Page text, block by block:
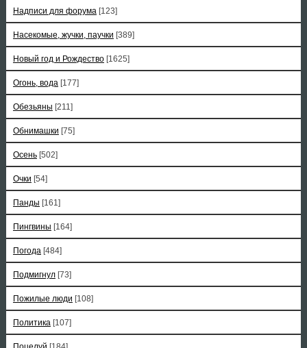
Надписи для форума [123]
Насекомые, жучки, паучки [389]
Новый год и Рождество [1625]
Огонь, вода [177]
Обезьяны [211]
Обнимашки [75]
Осень [502]
Очки [54]
Панды [161]
Пингвины [164]
Погода [484]
Подмигнул [73]
Пожилые люди [108]
Политика [107]